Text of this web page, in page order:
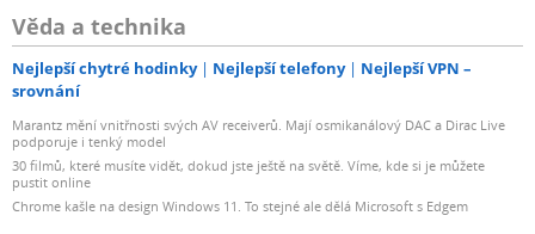
Věda a technika
Nejlepší chytré hodinky Nejlepší telefony
Nejlepší VPN –
srovnání
Marantz mění vnitřnosti svých AV receiverů. Mají osmikanálový DAC a Dirac Live
podporuje i tenký model
30 filmů, které musíte vidět, dokud jste ještě na světě. Víme, kde si je můžete
pustit online
Chrome kašle na design Windows 11. To stejné ale dělá Microsoft s Edgem